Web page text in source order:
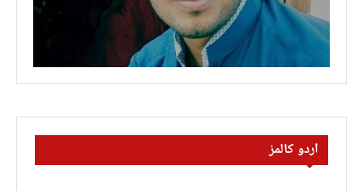
اردو کالمز